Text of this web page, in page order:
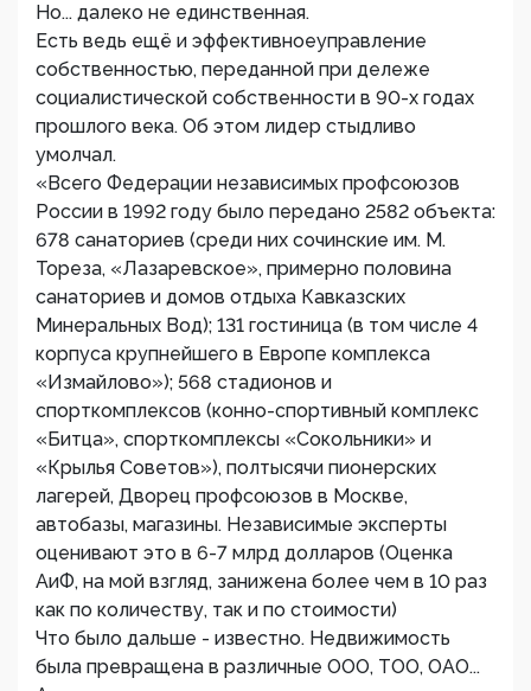
Но... далеко не единственная.
Есть ведь ещё и эффективноеуправление
собственностью, переданной при дележе
социалистической собственности в 90-х годах
прошлого века. Об этом лидер стыдливо
умолчал.
«Всего Федерации независимых профсоюзов
России в 1992 году было передано 2582 объекта:
678 санаториев (среди них сочинские им. М.
Тореза, «Лазаревское», примерно половина
санаториев и домов отдыха Кавказских
Минеральных Вод); 131 гостиница (в том числе 4
корпуса крупнейшего в Европе комплекса
«Измайлово»); 568 стадионов и
спорткомплексов (конно-спортивный комплекс
«Битца», спорткомплексы «Сокольники» и
«Крылья Советов»), полтысячи пионерских
лагерей, Дворец профсоюзов в Москве,
автобазы, магазины. Независимые эксперты
оценивают это в 6-7 млрд долларов (Оценка
АиФ, на мой взгляд, занижена более чем в 10 раз
как по количеству, так и по стоимости)
Что было дальше - известно. Недвижимость
была превращена в различные ООО, ТОО, ОАО...